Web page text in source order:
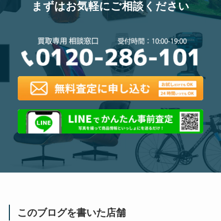
まずはお気軽にご相談ください
このブログを書いた店舗